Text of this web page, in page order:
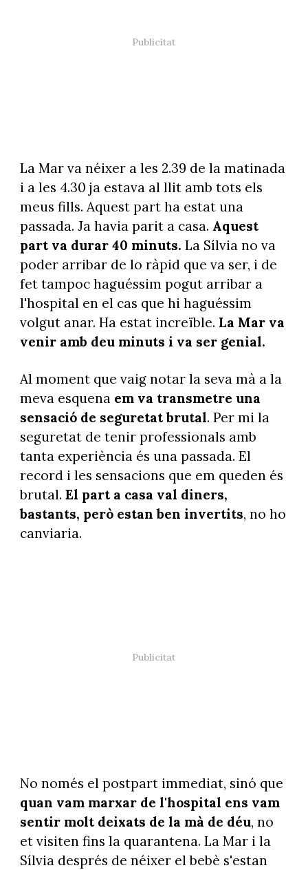
La Mar va néixer a les 2.39 de la matinada
i a les 4.30 ja estava al llit amb tots els
meus fills. Aquest part ha estat una
passada. Ja havia parit a casa. Aquest
part va durar 40 minuts. La Sílvia no va
poder arribar de lo ràpid que va ser, i de
fet tampoc haguéssim pogut arribar a
l'hospital en el cas que hi haguéssim
volgut anar. Ha estat increïble. La Mar va
venir amb deu minuts i va ser genial.
Al moment que vaig notar la seva mà a la
meva esquena em va transmetre una
sensació de seguretat brutal. Per mi la
seguretat de tenir professionals amb
tanta experiència és una passada. El
record i les sensacions que em queden és
brutal. El part a casa val diners,
bastants, però estan ben invertits, no ho
canviaria.
No només el postpart immediat, sinó que
quan vam marxar de l'hospital ens vam
sentir molt deixats de la mà de déu, no
et visiten fins la quarantena. La Mar i la
Sílvia després de néixer el bebè s'estan